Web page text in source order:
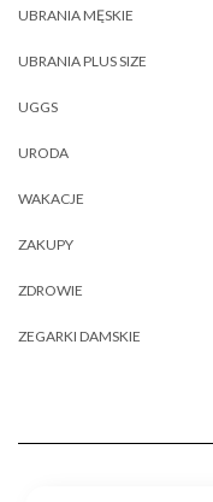
UBRANIA MĘSKIE
UBRANIA PLUS SIZE
UGGS
URODA
WAKACJE
ZAKUPY
ZDROWIE
ZEGARKI DAMSKIE